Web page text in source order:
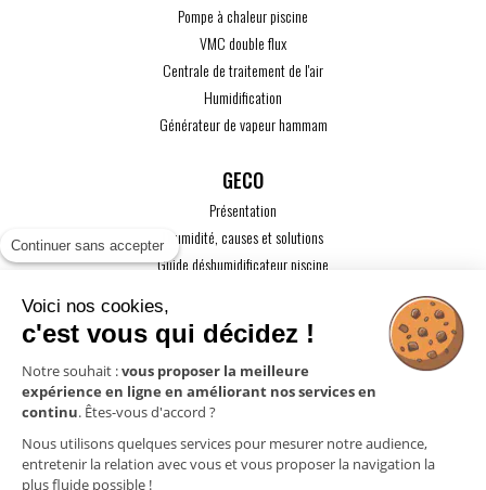
Continuer sans accepter
Voici nos cookies,
c'est vous qui décidez !
Notre souhait :vous proposer la meilleure
expérience en ligne en améliorant nos services en
continu. Êtes-vous d'accord ?
Nous utilisons quelques services pour mesurer notre audience,
entretenir la relation avec vous et vous proposer la navigation la
plus fluide possible !
Pompe à chaleur piscine
VMC double flux
Centrale de traitement de l'air
Humidification
Générateur de vapeur hammam
GECO
Présentation
L'humidité, causes et solutions
Guide déshumidificateur piscine
Guide VMC
ACTUALITÉS
CONTACT
ESPACE PRO